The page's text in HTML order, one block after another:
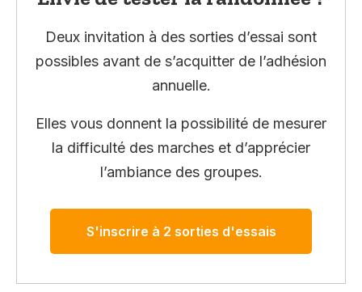
Deux invitation à des sorties d’essai sont
possibles avant de s’acquitter de l’adhésion
annuelle.
Elles vous donnent la possibilité de mesurer
la difficulté des marches et d’apprécier
l’ambiance des groupes.
S'inscrire à 2 sorties d'essais